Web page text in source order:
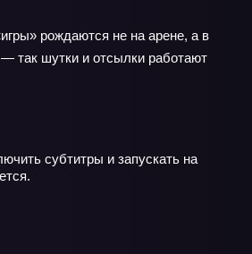
рождаются не на арене, а в
так шутки и отсылки работают
субтитры и запускать на